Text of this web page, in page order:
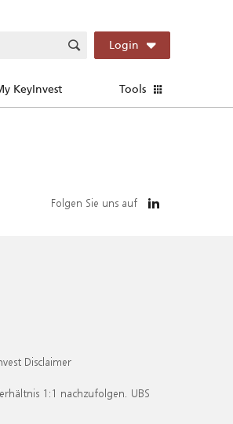
Login
KeyInvest Tools
Folgen Sie uns auf
Disclaimer
1:1 nachzufolgen. UBS